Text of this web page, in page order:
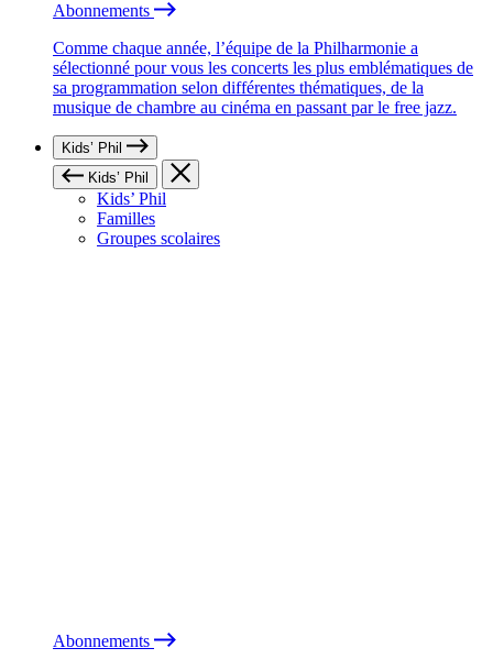
Abonnements
Comme chaque année, l’équipe de la Philharmonie a
sélectionné pour vous les concerts les plus emblématiques de
sa programmation selon différentes thématiques, de la
musique de chambre au cinéma en passant par le free jazz.
Kids’ Phil
Kids’ Phil
Kids’ Phil
Familles
Groupes scolaires
Abonnements